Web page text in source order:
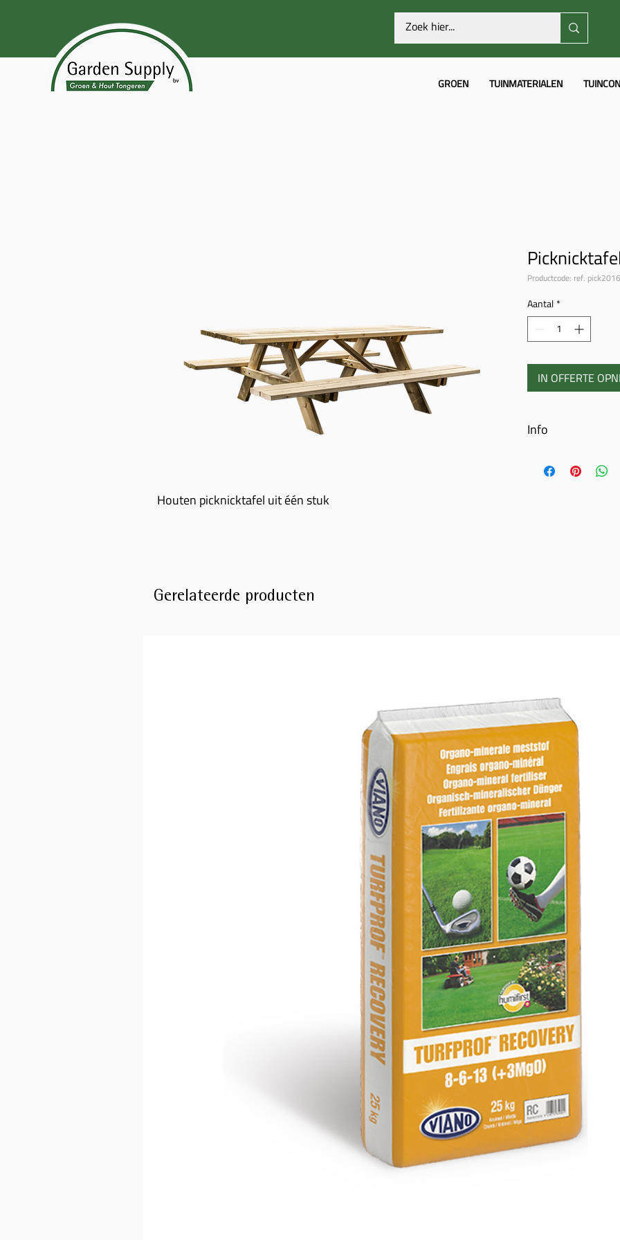
GROEN TUINMATERIALEN
Houten picknicktafel uit één stuk
Picknicktafel
Productcode: ref. pick2016
Aantal*
IN OFFERTE
Info
Banken en tafel uit
Gerelateerde producten